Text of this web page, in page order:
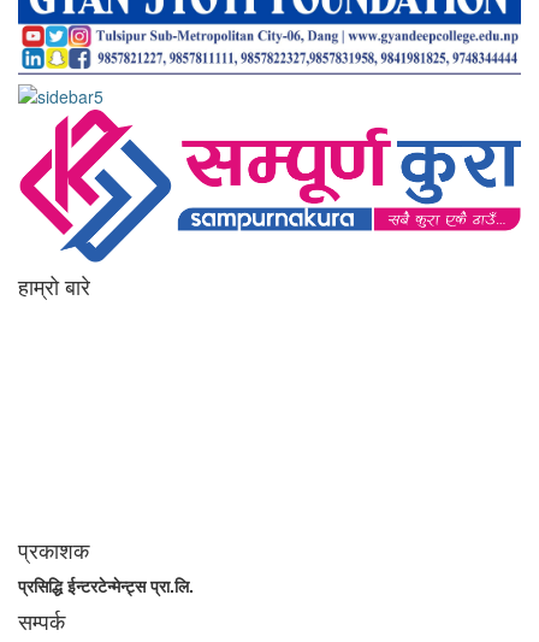
हाम्रो बारे
प्रकाशक
प्रसिद्धि ईन्टरटेन्मेन्ट्स प्रा.लि.
सम्पर्क